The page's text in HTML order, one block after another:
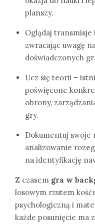
planszy.
Oglądaj
zwracając uwagę
doświadczonych
Ucz się teorii –
poświęcone
obrony,
gry.
Dokumentuj swoje
analizowanie
na identyfikację
Z czasem gra w
losowym rzutem
psychologiczną i
każde posunięcie ma